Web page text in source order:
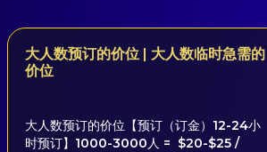
大人数预订的价位 | 大人数临时急需的
价位
大人数预订的价位【预订（订金）12-24小
时预订】1000-3000人 = $20-$25 /